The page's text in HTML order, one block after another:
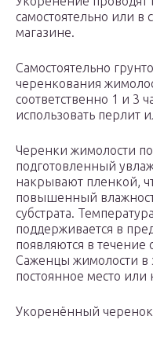
самостоятельно или в
магазине.
Самостоятельно
черенкования
соответственно 1 и 3
использовать перлит
Черенки жимолости
подготовленный
накрывают пленкой,
повышенный
субстрата.
поддерживается в
появляются в
Саженцы жимолости в
постоянное место
Укоренённый